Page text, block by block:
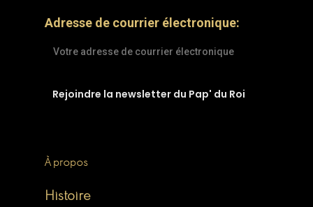
Adresse de courrier électronique:
À propos
Histoire